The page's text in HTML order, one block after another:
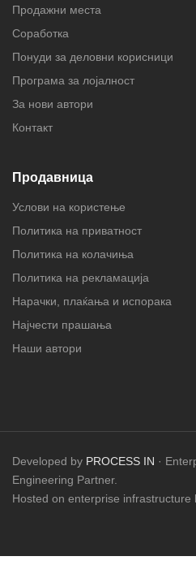
Продажни места
Соработка
Понуди за деловни корисници
Програма за лојалност
За нови автори
Контакт
Продавница
Услови на користење
Политика на приватност
Политика на колачиња
Политика на рекламација
Нарачки, плаќања и испорака
Најчести прашања
Наши автори
Developed by PROCESS IN ·
Engineering Partner.
Hosted on enterprise infrastructure